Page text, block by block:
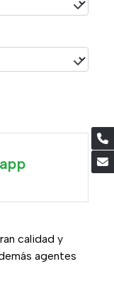
calidad y
agentes